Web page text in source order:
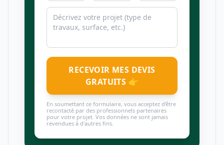
RECEVOIR MES DEVIS
GRATUITS 👉
En soumettant ce formulaire, vous acceptez d'être
recontacté par des professionnels partenaires
pour votre projet. Vos données ne sont jamais
revendues à d'autres fins.